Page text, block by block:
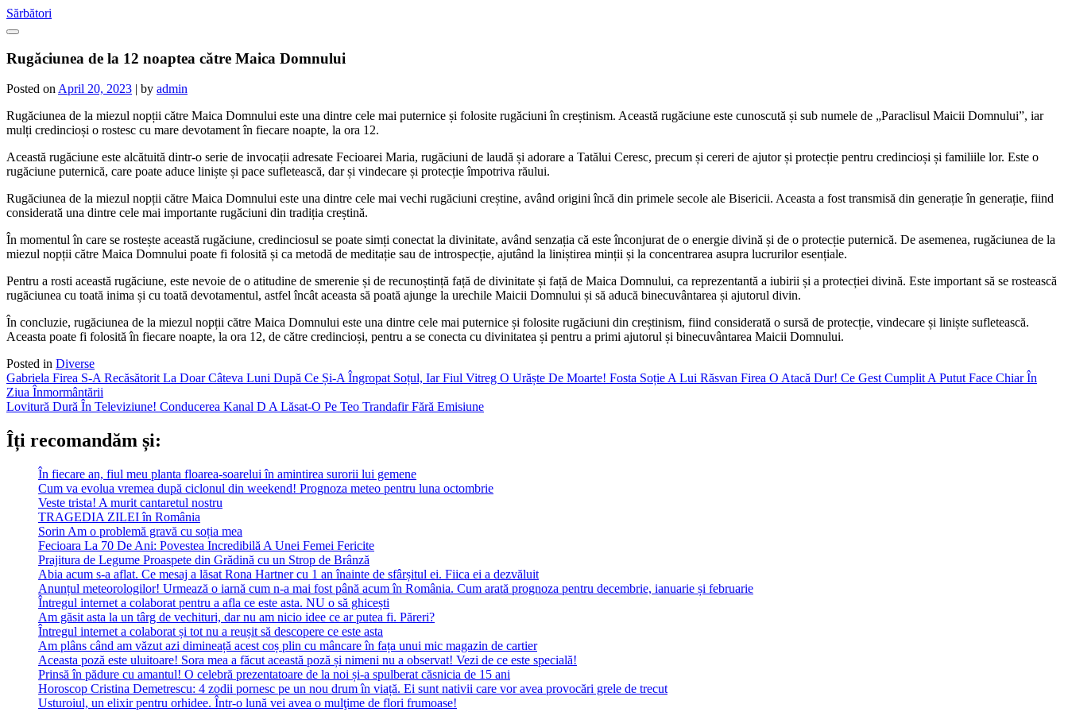
Skip
to
Sărbători
Rugăciunea de la 12 noaptea către Maica Domnului
Posted onApril 20, 2023 | by admin
Rugăciunea de la miezul nopții către Maica Domnului este una dintre cele mai puternice și folosite rugăciuni în creștinism. Această rugăciune este cunoscută și sub numele de „Paraclisul Maicii Domnului”, iar
mulți credincioși o rostesc cu mare devotament în fiecare noapte, la ora 12.
Această rugăciune este alcătuită dintr-o serie de invocații adresate Fecioarei Maria, rugăciuni de laudă și adorare a Tatălui Ceresc, precum și cereri de ajutor și protecție pentru credincioși și familiile lor. Este o
rugăciune puternică, care poate aduce liniște și pace sufletească, dar și vindecare și protecție împotriva răului.
Rugăciunea de la miezul nopții către Maica Domnului este una dintre cele mai vechi rugăciuni creștine, având origini încă din primele secole ale Bisericii. Aceasta a fost transmisă din generație în generație, fiind
considerată una dintre cele mai importante rugăciuni din tradiția creștină.
În momentul în care se rostește această rugăciune, credinciosul se poate simți conectat la divinitate, având senzația că este înconjurat de o energie divină și de o protecție puternică. De asemenea, rugăciunea de la
miezul nopții către Maica Domnului poate fi folosită și ca metodă de meditație sau de introspecție, ajutând la liniștirea minții și la concentrarea asupra lucrurilor esențiale.
Pentru a rosti această rugăciune, este nevoie de o atitudine de smerenie și de recunoștință față de divinitate și față de Maica Domnului, ca reprezentantă a iubirii și a protecției divină. Este important să se rostească
rugăciunea cu toată inima și cu toată devotamentul, astfel încât aceasta să poată ajunge la urechile Maicii Domnului și să aducă binecuvântarea și ajutorul divin.
În concluzie, rugăciunea de la miezul nopții către Maica Domnului este una dintre cele mai puternice și folosite rugăciuni din creștinism, fiind considerată o sursă de protecție, vindecare și liniște sufletească.
Aceasta poate fi folosită în fiecare noapte, la ora 12, de către credincioși, pentru a se conecta cu divinitatea și pentru a primi ajutorul și binecuvântarea Maicii Domnului.
Posted in Diverse
Post
navigation
Gabriela Firea S-A Recăsătorit La Doar Câteva Luni După Ce Și-A Îngropat Soțul, Iar Fiul Vitreg O Urăște De Moarte! Fosta Soție A Lui Răsvan Firea O Atacă Dur! Ce Gest Cumplit A Putut Face Chiar În
Ziua Înmormântării
Lovitură Dură În Televiziune! Conducerea Kanal D A Lăsat-O Pe Teo Trandafir Fără Emisiune
Îți recomandăm și:
În fiecare an, fiul meu planta floarea-soarelui în amintirea surorii lui gemene
Cum va evolua vremea după ciclonul din weekend! Prognoza meteo pentru luna octombrie
Veste trista! A murit cantaretul nostru
TRAGEDIA ZILEI în România
Sorin Am o problemă gravă cu soția mea
Fecioara La 70 De Ani: Povestea Incredibilă A Unei Femei Fericite
Prajitura de Legume Proaspete din Grădină cu un Strop de Brânză
Abia acum s-a aflat. Ce mesaj a lăsat Rona Hartner cu 1 an înainte de sfârșitul ei. Fiica ei a dezvăluit
Anunțul meteorologilor! Urmează o iarnă cum n-a mai fost până acum în România. Cum arată prognoza pentru decembrie, ianuarie și februarie
Întregul internet a colaborat pentru a afla ce este asta. NU o să ghicești
Am găsit asta la un târg de vechituri, dar nu am nicio idee ce ar putea fi. Păreri?
Întregul internet a colaborat și tot nu a reușit să descopere ce este asta
Am plâns când am văzut azi dimineață acest coș plin cu mâncare în fața unui mic magazin de cartier
Aceasta poză este uluitoare! Sora mea a făcut această poză și nimeni nu a observat! Vezi de ce este specială!
Prinsă în pădure cu amantul! O celebră prezentatoare de la noi și-a spulberat căsnicia de 15 ani
Horoscop Cristina Demetrescu: 4 zodii pornesc pe un nou drum în viață. Ei sunt nativii care vor avea provocări grele de trecut
Usturoiul, un elixir pentru orhidee. Într-o lună vei avea o mulţime de flori frumoase!